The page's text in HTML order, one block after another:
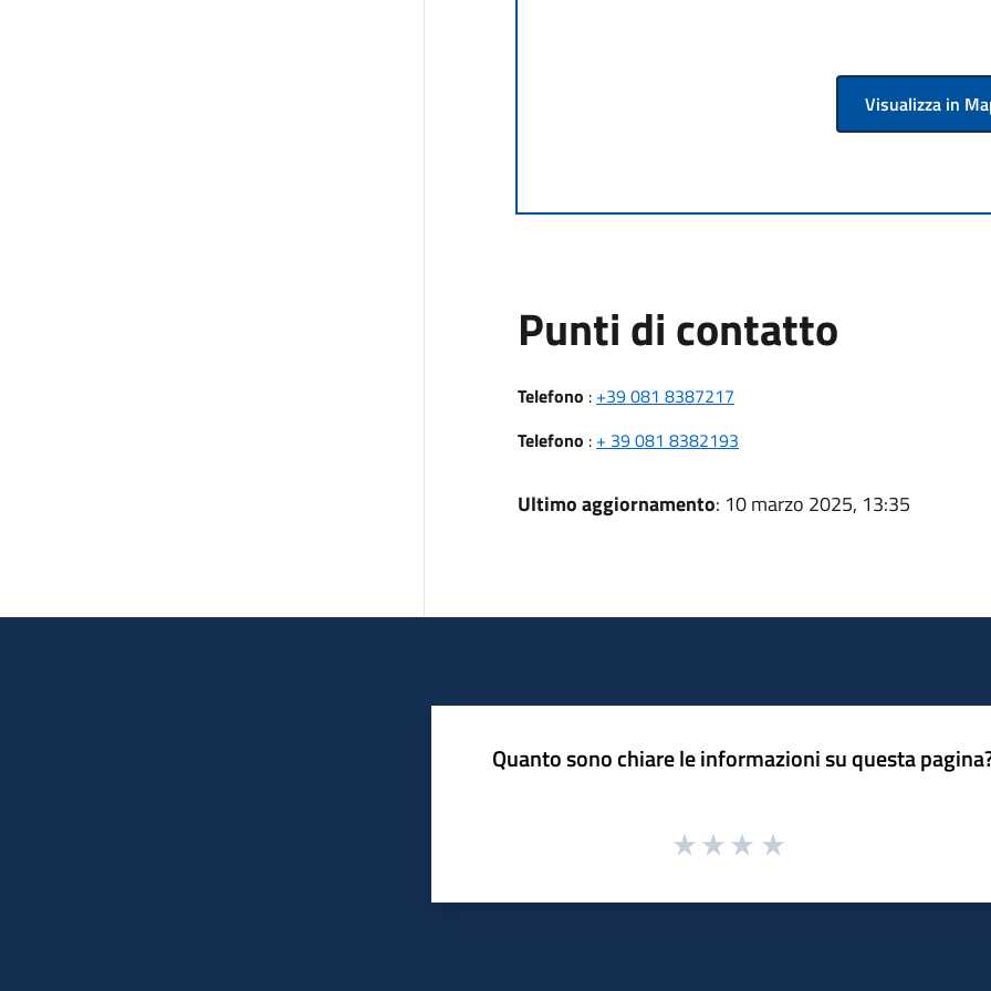
Visualizza in
Punti di contatto
Telefono : +39 081 8387217
Telefono : + 39 081 8382193
Ultimo aggiornamento: 10 marzo 2025, 13:35
Quanto sono chiare le informazioni su questa